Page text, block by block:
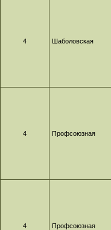
4 Шаболовская
4 Профсоюзная
4 Профсоюзная